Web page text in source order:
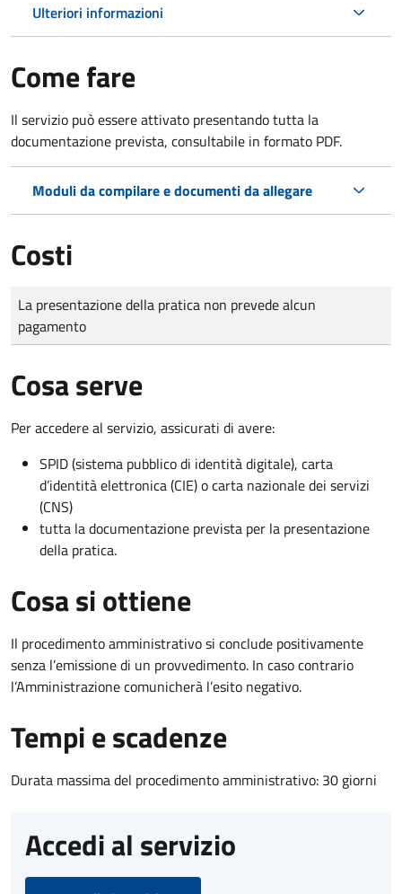
Ulteriori informazioni
Come fare
Il servizio può essere attivato presentando tutta la
documentazione prevista, consultabile in formato PDF.
Moduli da compilare e documenti da allegare
Costi
Tipo di pagamento
Importo
La presentazione della pratica non prevede alcun
pagamento
Cosa serve
Per accedere al servizio, assicurati di avere:
SPID (sistema pubblico di identità digitale), carta
d’identità elettronica (CIE) o carta nazionale dei servizi
(CNS)
tutta la documentazione prevista per la presentazione
della pratica.
Cosa si ottiene
Il procedimento amministrativo si conclude positivamente
senza l’emissione di un provvedimento. In caso contrario
l’Amministrazione comunicherà l’esito negativo.
Tempi e scadenze
Durata massima del procedimento amministrativo: 30 giorni
Accedi al servizio